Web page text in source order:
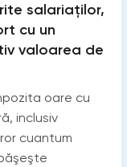
salariaţilor,
cu un
valoarea de
oare cu
inclusiv
cuantum